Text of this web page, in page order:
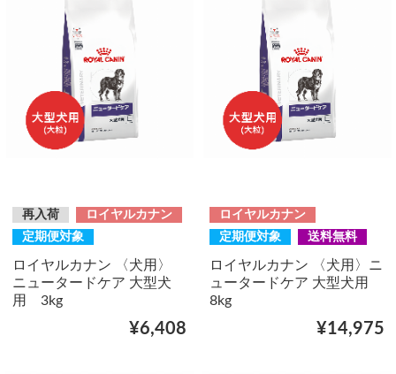
再入荷
ロイヤルカナン
定期便対象
ロイヤルカナン 〈犬用〉
ニュータードケア 大型犬
用 3kg
¥6,408
ロイヤルカナン
定期便対象
送料無料
ロイヤルカナン 〈犬用〉ニ
ュータードケア 大型犬用
8kg
¥14,975